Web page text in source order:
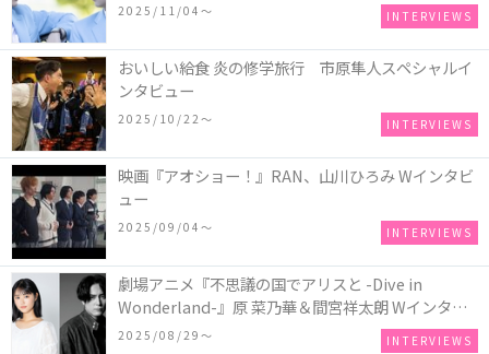
2025/11/04〜 INTERVIEWS
おいしい給食 炎の修学旅行 市原隼人スペシャルイ
ンタビュー
2025/10/22〜 INTERVIEWS
映画『アオショー！』RAN、山川ひろみ Wインタビ
ュー
2025/09/04〜 INTERVIEWS
劇場アニメ『不思議の国でアリスと -Dive in
Wonderland-』原 菜乃華＆間宮祥太朗 Wインタビ
ュー
2025/08/29〜 INTERVIEWS